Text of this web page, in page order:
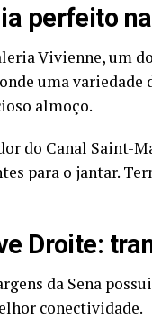
perfeito
Vivienne, um
uma variedade
almoço.
do Canal Saint-
para o jantar.
Droite:
da Sena
conectividade.